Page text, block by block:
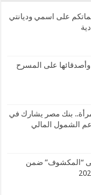
على اسمي وديانتي
وأصدقائها على المسرح
بنك مصر يشارك في
الشمول المالي
“المكشوف” ضمن